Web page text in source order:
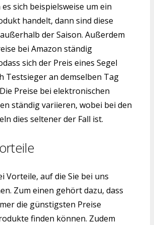
sich beispielsweise um ein
handelt, dann sind diese
der Saison. Außerdem
bei Amazon ständig
sich der Preis eines Segel
Testsieger an demselben Tag
Preise bei elektronischen
ständig variieren, wobei bei den
dies seltener der Fall ist.
Vorteile, auf die Sie bei uns
Zum einen gehört dazu, dass
die günstigsten Preise
finden können. Zudem